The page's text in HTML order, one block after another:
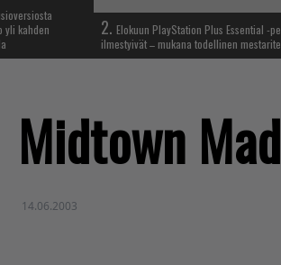
yli kahden
2. Elokuun PlayStation Plus Essential -
ilmestyivät – mukana todellinen
Midtown
14.06.2003